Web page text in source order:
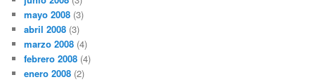
mayo 2008 (3)
abril 2008 (3)
marzo 2008 (4)
febrero 2008 (4)
enero 2008 (2)